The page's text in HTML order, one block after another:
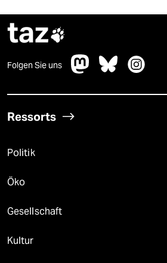
taz
Folgen Sie uns
Ressorts
Politik
Öko
Gesellschaft
Kultur